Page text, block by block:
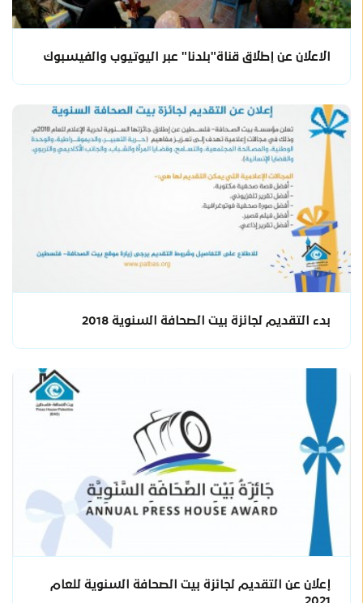
الاعلان عن إطلاق قناة"بلدنا" عبر اليوتيوب والفيسبوك
بدء التقديم لجائزة بيت الصحافة السنوية 2018
إعلان عن التقديم لجائزة بيت الصحافة السنوية للعام
2021